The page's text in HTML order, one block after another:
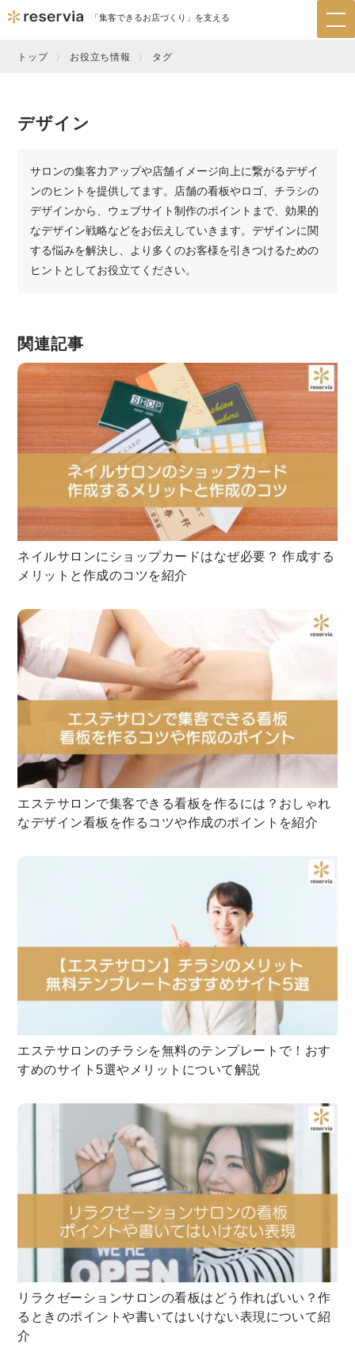
「集客できるお店づくり」を支える
トップ お役立ち情報 タグ
デザイン
サロンの集客力アップや店舗イメージ向上に繋がるデザイ
ンのヒントを提供してます。店舗の看板やロゴ、チラシの
デザインから、ウェブサイト制作のポイントまで、効果的
なデザイン戦略などをお伝えしていきます。デザインに関
する悩みを解決し、より多くのお客様を引きつけるための
ヒントとしてお役立てください。
関連記事
ネイルサロンにショップカードはなぜ必要？ 作成する
メリットと作成のコツを紹介
エステサロンで集客できる看板を作るには？おしゃれ
なデザイン看板を作るコツや作成のポイントを紹介
エステサロンのチラシを無料のテンプレートで！おす
すめのサイト5選やメリットについて解説
リラクゼーションサロンの看板はどう作ればいい？作
るときのポイントや書いてはいけない表現について紹
介